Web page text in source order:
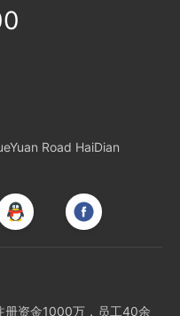
Road HaiDian
册资金1000万，员工40余